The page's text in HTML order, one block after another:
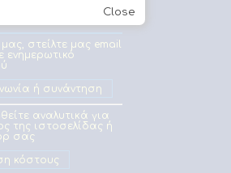
στείλτε μας email
ενημερωτικό
ή συνάντηση
αναλυτικά για
της ιστοσελίδας ή
σας
κόστους
Close